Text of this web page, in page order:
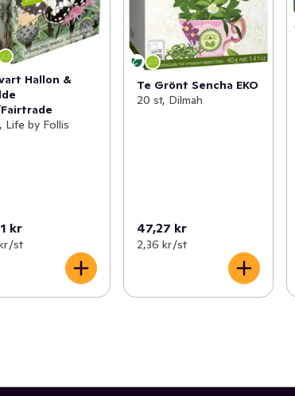
Hallon &
Fairtrade
Life by Follis
kr
/st
Te Grönt Sencha EKO
20 st, Dilmah
47,27 kr
2,36 kr /st